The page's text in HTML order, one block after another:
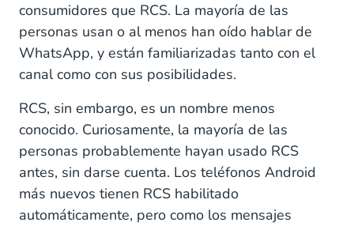
consumidores que RCS. La mayoría de las
personas usan o al menos han oído hablar de
WhatsApp, y están familiarizadas tanto con el
canal como con sus posibilidades.
RCS, sin embargo, es un nombre menos
conocido. Curiosamente, la mayoría de las
personas probablemente hayan usado RCS
antes, sin darse cuenta. Los teléfonos Android
más nuevos tienen RCS habilitado
automáticamente, pero como los mensajes